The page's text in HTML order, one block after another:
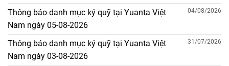
Thông báo danh mục ký quỹ tại Yuanta Việt
Nam ngày 05-08-2026
04/08/2026
Thông báo danh mục ký quỹ tại Yuanta Việt
Nam ngày 03-08-2026
31/07/2026